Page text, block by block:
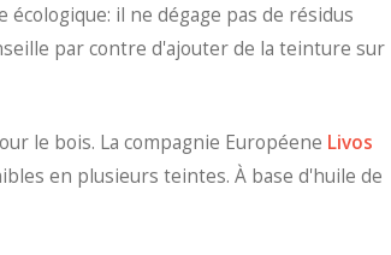
il ne dégage pas de résidus
par contre d'ajouter de la teinture sur
le bois. La compagnie Européene Livos
en plusieurs teintes. À base d'huile de